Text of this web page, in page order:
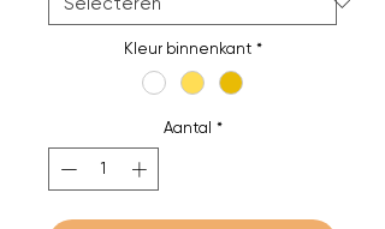
Kleur binnenkant *
Aantal *